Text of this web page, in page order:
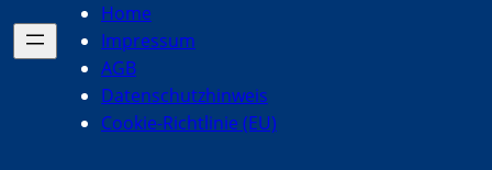
Home
Impressum
AGB
Datenschutzhinweis
Cookie-Richtlinie (EU)